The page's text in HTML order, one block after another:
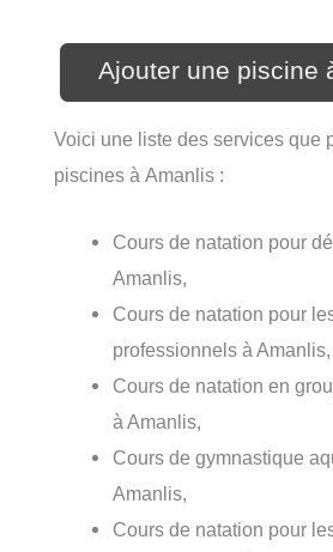
Ajouter une piscine
Voici une liste des services que
piscines à Amanlis :
Cours de natation pour
Amanlis,
Cours de natation pour
professionnels à Amanlis,
Cours de natation en
à Amanlis,
Cours de gymnastique
Amanlis,
Cours de natation pour